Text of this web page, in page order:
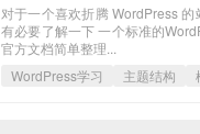
对于一个喜欢折腾 WordPress
有必要了解一下 一个标准的
官方文档简单整理...
WordPress学习
主题结构